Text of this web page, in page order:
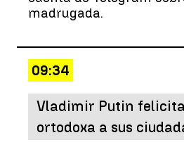
madrugada.
09:34
Vladimir Putin
ortodoxa a sus